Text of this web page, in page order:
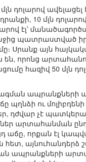
դոլարով
10 մլն
էլ՝
պատրաստված
Սրանք այն
որոնց
հազիվ 50 մլն
ապրանքների
պղնձի ու մոլիբդենի
դժվար չէ
արտահանման
աճը, որքան էլ
հետ, այնուհանդերձ
ապրանքների